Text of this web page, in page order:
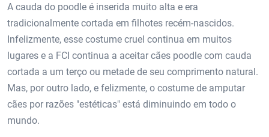
A cauda do poodle é inserida muito alta e era
tradicionalmente cortada em filhotes recém-nascidos.
Infelizmente, esse costume cruel continua em muitos
lugares e a FCI continua a aceitar cães poodle com cauda
cortada a um terço ou metade de seu comprimento natural.
Mas, por outro lado, e felizmente, o costume de amputar
cães por razões "estéticas" está diminuindo em todo o
mundo.